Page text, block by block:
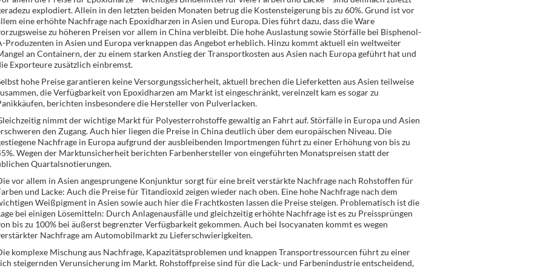
explodiert. Allein in den letzten beiden Monaten betrug die Kostensteigerung bis zu 60%. Grund ist vor
eine erhöhte Nachfrage nach Epoxidharzen in Asien und Europa. Dies führt dazu, dass die Ware
zu höheren Preisen vor allem in China verbleibt. Die hohe Auslastung sowie Störfälle bei Bisphenol-
Produzenten in Asien und Europa verknappen das Angebot erheblich. Hinzu kommt aktuell ein weltweiter
an Containern, der zu einem starken Anstieg der Transportkosten aus Asien nach Europa geführt hat und
Exporteure zusätzlich einbremst.
hohe Preise garantieren keine Versorgungssicherheit, aktuell brechen die Lieferketten aus Asien teilweise
die Verfügbarkeit von Epoxidharzen am Markt ist eingeschränkt, vereinzelt kam es sogar zu
berichten insbesondere die Hersteller von Pulverlacken.
nimmt der wichtige Markt für Polyesterrohstoffe gewaltig an Fahrt auf. Störfälle in Europa und Asien
den Zugang. Auch hier liegen die Preise in China deutlich über dem europäischen Niveau. Die
Nachfrage in Europa aufgrund der ausbleibenden Importmengen führt zu einer Erhöhung von bis zu
Wegen der Marktunsicherheit berichten Farbenhersteller von eingeführten Monatspreisen statt der
Quartalsnotierungen.
vor allem in Asien angesprungene Konjunktur sorgt für eine breit verstärkte Nachfrage nach Rohstoffen für
und Lacke: Auch die Preise für Titandioxid zeigen wieder nach oben. Eine hohe Nachfrage nach dem
Weißpigment in Asien sowie auch hier die Frachtkosten lassen die Preise steigen. Problematisch ist die
bei einigen Lösemitteln: Durch Anlagenausfälle und gleichzeitig erhöhte Nachfrage ist es zu Preissprüngen
bis zu 100% bei äußerst begrenzter Verfügbarkeit gekommen. Auch bei Isocyanaten kommt es wegen
Nachfrage am Automobilmarkt zu Lieferschwierigkeiten.
komplexe Mischung aus Nachfrage, Kapazitätsproblemen und knappen Transportressourcen führt zu einer
steigernden Verunsicherung im Markt. Rohstoffpreise sind für die Lack- und Farbenindustrie entscheidend,